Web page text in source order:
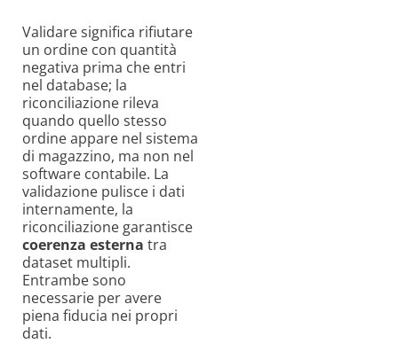
Validare significa rifiutare
un ordine con quantità
negativa prima che entri
nel database; la
riconciliazione rileva
quando quello stesso
ordine appare nel sistema
di magazzino, ma non nel
software contabile. La
validazione pulisce i dati
internamente, la
riconciliazione garantisce
coerenza esterna tra
dataset multipli.
Entrambe sono
necessarie per avere
piena fiducia nei propri
dati.